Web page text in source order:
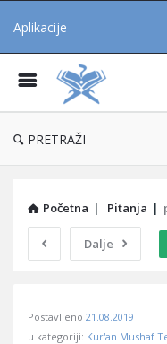
Aplikacije
PRETRAŽI
Početna | Pitanja |
Dalje
Učene
Postavljeno 21.08.2019
u kategoriji: Kur'an Mushaf